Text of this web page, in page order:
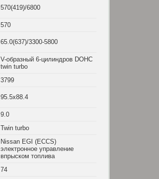
570(419)/6800
570
65.0(637)/3300-5800
V-образный 6-цилиндров DOHC
twin turbo
3799
95.5x88.4
9.0
Twin turbo
Nissan EGI (ECCS)
электронное управление
впрыском топлива
74